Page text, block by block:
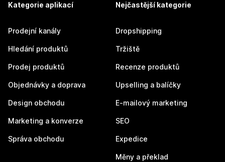
Kategorie aplikací
Prodejní kanály
Hledání produktů
Prodej produktů
Objednávky a doprava
Design obchodu
Marketing a konverze
Správa obchodu
Nejčastější kategorie
Dropshipping
Tržiště
Recenze produktů
Upselling a balíčky
E-mailový marketing
SEO
Expedice
Měny a překlad